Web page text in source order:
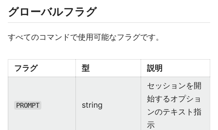
グローバルフラグ
すべてのコマンドで使用可能なフラグです。
フラグ 型 説明
PROMPT string
セッションを開
始するオプショ
ンのテキスト指
示